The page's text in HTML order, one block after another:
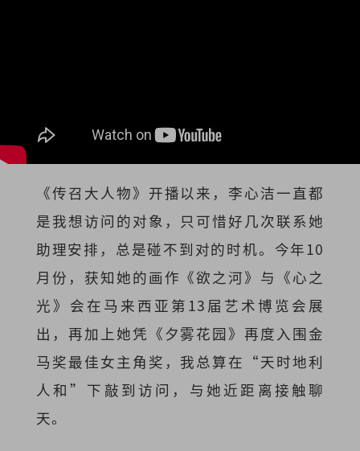
《传召大人物》开播以来，李心洁一直都
是我想访问的对象，只可惜好几次联系她
助理安排，总是碰不到对的时机。今年10
月份，获知她的画作《欲之河》与《心之
光》会在马来西亚第13届艺术博览会展
出，再加上她凭《夕雾花园》再度入围金
马奖最佳女主角奖，我总算在“天时地利
人和”下敲到访问，与她近距离接触聊
天。